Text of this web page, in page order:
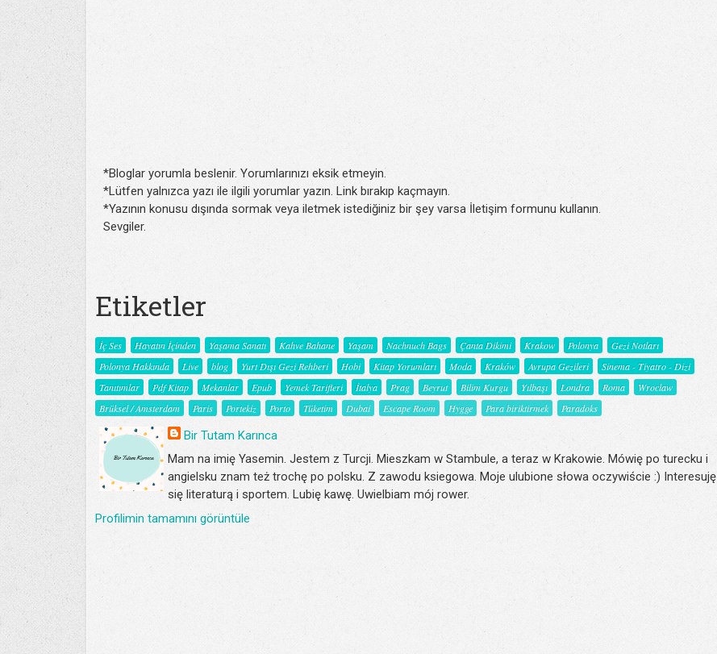
*Bloglar yorumla beslenir. Yorumlarınızı eksik etmeyin.
*Lütfen yalnızca yazı ile ilgili yorumlar yazın. Link bırakıp kaçmayın.
*Yazının konusu dışında sormak veya iletmek istediğiniz bir şey varsa İletişim formunu kullanın.
Sevgiler.
Etiketler
İç Ses Hayatın İçinden Yaşama Sanatı Kahve Bahane Yaşam Nachnuch Bags Çanta Dikimi Krakow Polonya
Gezi Notları
Polonya Hakkında
Live blog Yurt Dışı Gezi Rehberi Hobi Kitap Yorumları Moda Kraków Avrupa Gezileri
Sinema - Tiyatro - Dizi
Tanıtımlar
Pdf Kitap Mekanlar Epub Yemek Tarifleri İtalya Prag Beyrut Bilim Kurgu Yılbaşı Londra Roma
Wroclaw
Brüksel / Amsterdam
Paris Portekiz Porto Tüketim Dubai Escape Room Hygge Para biriktirmek Paradoks
Bir Tutam Karınca
Mam na imię Yasemin. Jestem z Turcji. Mieszkam w Stambule, a teraz w Krakowie. Mówię po turecku i
angielsku znam też trochę po polsku. Z zawodu ksiegowa. Moje ulubione słowa oczywiście :) Interesuję
się literaturą i sportem. Lubię kawę. Uwielbiam mój rower.
Profilimin tamamını görüntüle